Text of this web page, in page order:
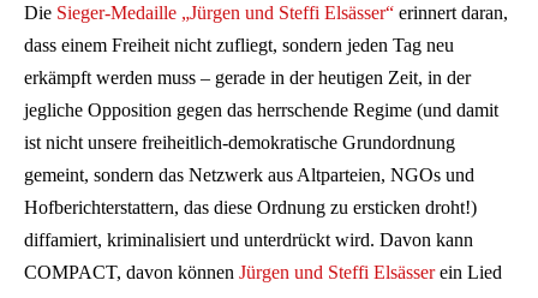
Die Sieger-Medaille „Jürgen und Steffi Elsässer“ erinnert daran,
dass einem Freiheit nicht zufliegt, sondern jeden Tag neu
erkämpft werden muss – gerade in der heutigen Zeit, in der
jegliche Opposition gegen das herrschende Regime (und damit
ist nicht unsere freiheitlich-demokratische Grundordnung
gemeint, sondern das Netzwerk aus Altparteien, NGOs und
Hofberichterstattern, das diese Ordnung zu ersticken droht!)
diffamiert, kriminalisiert und unterdrückt wird. Davon kann
COMPACT, davon können Jürgen und Steffi Elsässerein Lied